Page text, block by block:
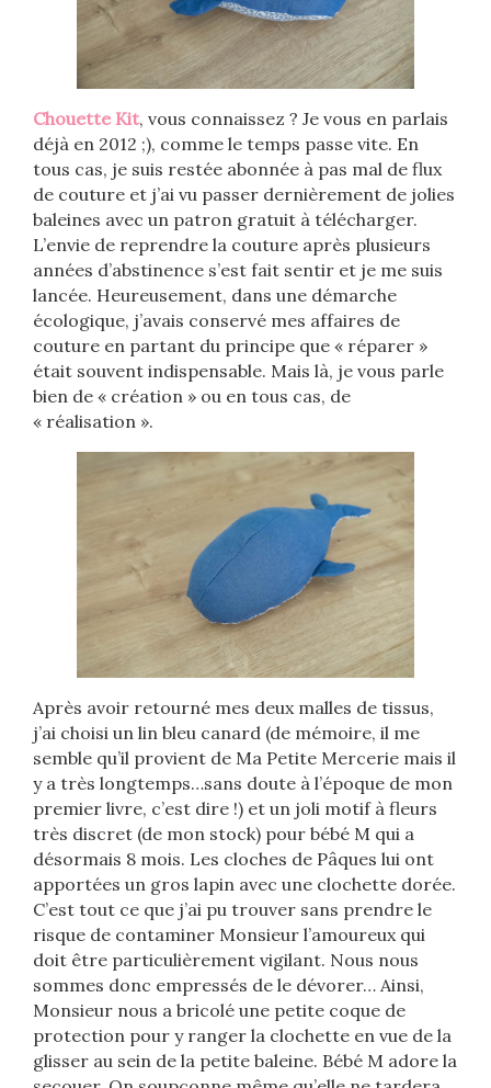
Chouette Kit, vous connaissez ? Je vous en parlais
déjà en 2012 ;), comme le temps passe vite. En
tous cas, je suis restée abonnée à pas mal de flux
de couture et j’ai vu passer dernièrement de jolies
baleines avec un patron gratuit à télécharger.
L’envie de reprendre la couture après plusieurs
années d’abstinence s’est fait sentir et je me suis
lancée. Heureusement, dans une démarche
écologique, j’avais conservé mes affaires de
couture en partant du principe que « réparer »
était souvent indispensable. Mais là, je vous parle
bien de « création » ou en tous cas, de
« réalisation ».
Après avoir retourné mes deux malles de tissus,
j’ai choisi un lin bleu canard (de mémoire, il me
semble qu’il provient de Ma Petite Mercerie mais il
y a très longtemps…sans doute à l’époque de mon
premier livre, c’est dire !) et un joli motif à fleurs
très discret (de mon stock) pour bébé M qui a
désormais 8 mois. Les cloches de Pâques lui ont
apportées un gros lapin avec une clochette dorée.
C’est tout ce que j’ai pu trouver sans prendre le
risque de contaminer Monsieur l’amoureux qui
doit être particulièrement vigilant. Nous nous
sommes donc empressés de le dévorer… Ainsi,
Monsieur nous a bricolé une petite coque de
protection pour y ranger la clochette en vue de la
glisser au sein de la petite baleine. Bébé M adore la